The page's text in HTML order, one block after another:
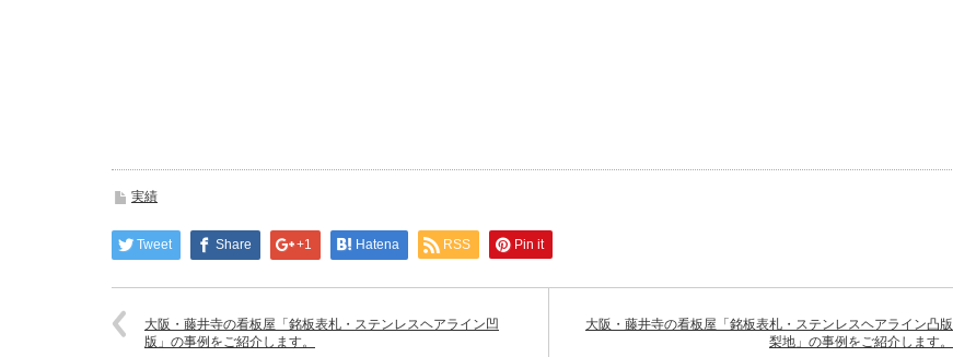
実績
Tweet Share +1 Hatena RSS Pin it
大阪・藤井寺の看板屋「銘板表札・ステンレスヘアライン凹
版」の事例をご紹介します。
大阪・藤井寺の看板屋「銘板表札・ステンレスヘアライン凸版
梨地」の事例をご紹介します。